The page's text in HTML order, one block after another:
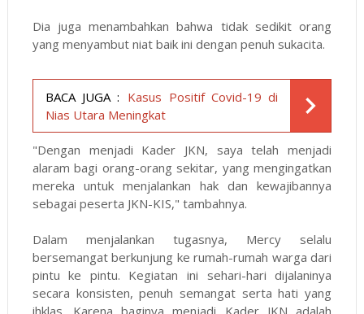
Dia juga menambahkan bahwa tidak sedikit orang
yang menyambut niat baik ini dengan penuh sukacita.
BACA JUGA : Kasus Positif Covid-19 di
Nias Utara Meningkat
"Dengan menjadi Kader JKN, saya telah menjadi
alaram bagi orang-orang sekitar, yang mengingatkan
mereka untuk menjalankan hak dan kewajibannya
sebagai peserta JKN-KIS," tambahnya.
Dalam menjalankan tugasnya, Mercy selalu
bersemangat berkunjung ke rumah-rumah warga dari
pintu ke pintu. Kegiatan ini sehari-hari dijalaninya
secara konsisten, penuh semangat serta hati yang